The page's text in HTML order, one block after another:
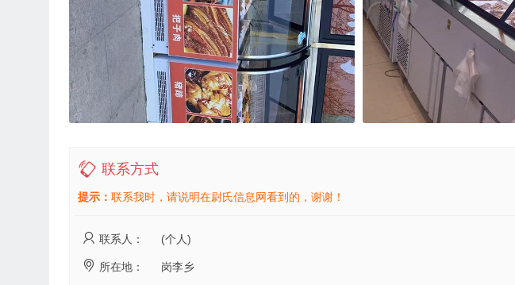
联系方式
提示： 联系我时，请说明在尉氏信息网看到的，谢谢！
联系人： (个人)
所在地： 岗李乡